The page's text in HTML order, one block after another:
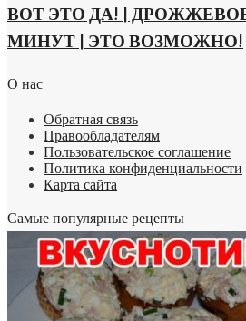
ВОТ ЭТО ДА! |
МИНУТ | ЭТО ВОЗМОЖНО!
О нас
Обратная связь
Правообладателям
Пользовательское соглашение
Политика конфиденциальности
Карта сайта
Самые популярные рецепты